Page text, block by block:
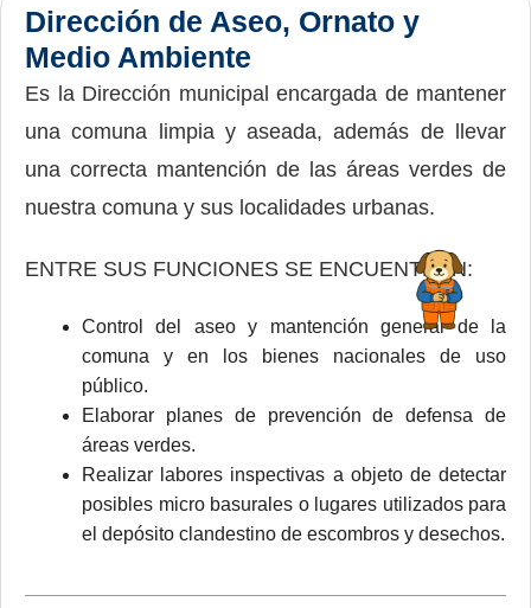
Dirección de Aseo, Ornato y
Medio Ambiente
Es la Dirección municipal encargada de mantener
una comuna limpia y aseada, además de llevar
una correcta mantención de las áreas verdes de
nuestra comuna y sus localidades urbanas.
ENTRE SUS FUNCIONES SE ENCUENTRAN:
Control del aseo y mantención general de la
comuna y en los bienes nacionales de uso
público.
Elaborar planes de prevención de defensa de
áreas verdes.
Realizar labores inspectivas a objeto de detectar
posibles micro basurales o lugares utilizados para
el depósito clandestino de escombros y desechos.